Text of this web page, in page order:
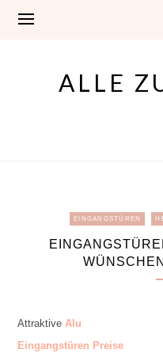
ALLE
EINGANGSTÜREN
Attraktive Alu
Eingangstüren Preise